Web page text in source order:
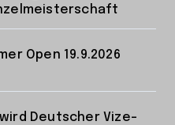
Open 19.9.2026
Deutscher Vize-